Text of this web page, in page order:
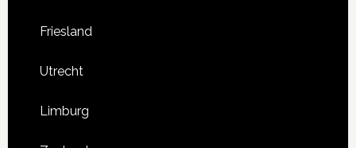
Friesland
Utrecht
Limburg